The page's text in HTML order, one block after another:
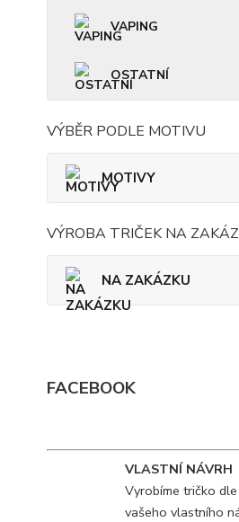
VAPING
OSTATNÍ
VÝBĚR PODLE MOTIVU
MOTIVY
VÝROBA TRIČEK NA
NA ZAKÁZKU
FACEBOOK
VLASTNÍ NÁVRH
Vyrobíme tričko dle
vašeho vlastního